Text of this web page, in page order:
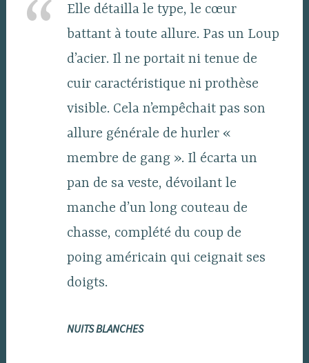
Elle détailla le type, le cœur
battant à toute allure. Pas un Loup
d’acier. Il ne portait ni tenue de
cuir caractéristique ni prothèse
visible. Cela n’empêchait pas son
allure générale de hurler «
membre de gang ». Il écarta un
pan de sa veste, dévoilant le
manche d’un long couteau de
chasse, complété du coup de
poing américain qui ceignait ses
doigts.
NUITS BLANCHES